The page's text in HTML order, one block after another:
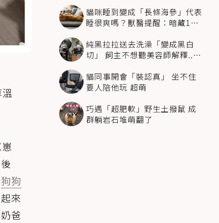
狗狗
來
爸
貓咪睡到變成「長條海參」代表
睡很爽嗎？獸醫提醒：暗藏1種
純黑拉拉送去洗澡「變成黑白
切」 飼主不想聽美容師解釋..衝
貓同事開會「裝認真」 坐不住
要人陪他玩 超萌
巧遇「超肥軟」野生土撥鼠 成
群躺岩石堆萌翻了